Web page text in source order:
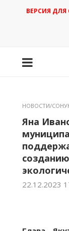
ВЕРСИЯ
НОВОСТИ/
Яна
22.12.2023